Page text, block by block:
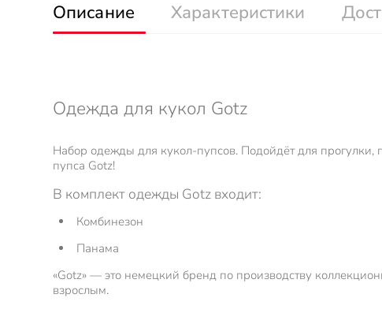
Описание Характеристики
Одежда для кукол Gotz
Набор одежды для кукол-пупсов. Подойдёт для
пупса Gotz!
В комплект одежды Gotz входит:
Комбинезон
Панама
«Gotz» — это немецкий бренд по производству
взрослым.